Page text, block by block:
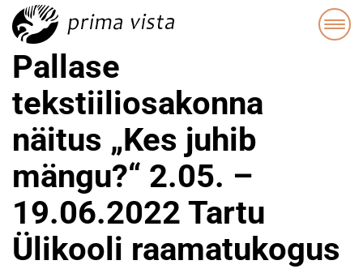
Pallase
tekstiiliosakonna
näitus „Kes juhib
mängu?“ 2.05. –
19.06.2022 Tartu
Ülikooli raamatukogus